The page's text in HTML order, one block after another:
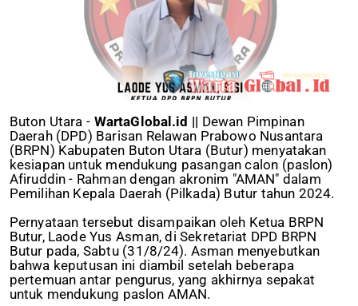
Buton Utara - WartaGlobal.id || Dewan Pimpinan
Daerah (DPD) Barisan Relawan Prabowo Nusantara
(BRPN) Kabupaten Buton Utara (Butur) menyatakan
kesiapan untuk mendukung pasangan calon (paslon)
Afiruddin - Rahman dengan akronim "AMAN" dalam
Pemilihan Kepala Daerah (Pilkada) Butur tahun 2024.
Pernyataan tersebut disampaikan oleh Ketua BRPN
Butur, Laode Yus Asman, di Sekretariat DPD BRPN
Butur pada, Sabtu (31/8/24). Asman menyebutkan
bahwa keputusan ini diambil setelah beberapa
pertemuan antar pengurus, yang akhirnya sepakat
untuk mendukung paslon AMAN.